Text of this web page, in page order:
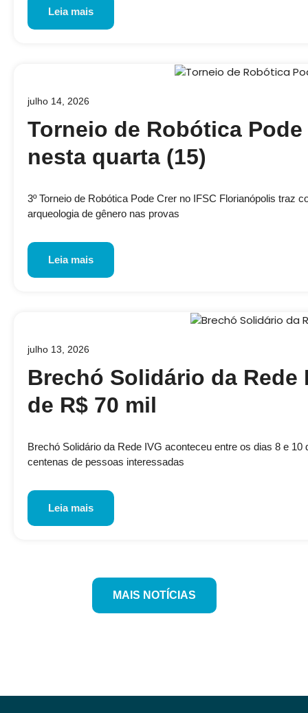
Leia mais
julho 14, 2026
Torneio de Robótica
nesta quarta (15)
3º Torneio de Robótica Pode Crer no IFSC Florianópolis traz
arqueologia de gênero nas provas
Leia mais
julho 13, 2026
Brechó Solidário da Rede
de R$ 70 mil
Brechó Solidário da Rede IVG aconteceu entre os dias 8 e 10
centenas de pessoas interessadas
Leia mais
MAIS NOTÍCIAS